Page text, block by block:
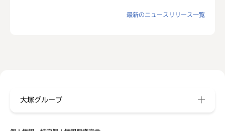
最新のニュースリリース一覧
大塚グループ